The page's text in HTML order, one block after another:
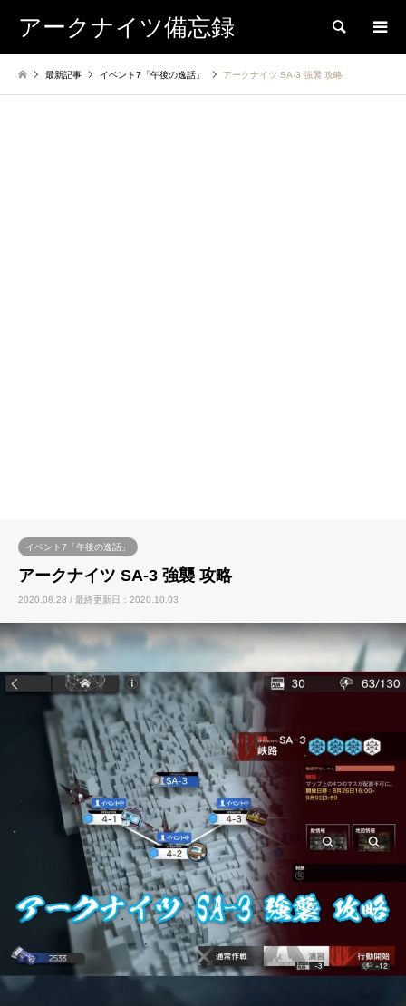
アークナイツ備忘録 検索
最新記事 イベント7「午後の逸話」 アークナイツ SA-3 強襲 攻略
イベント7「午後の逸話」
アークナイツ SA-3 強襲 攻略
2020.08.28 / 最終更新日：2020.10.03